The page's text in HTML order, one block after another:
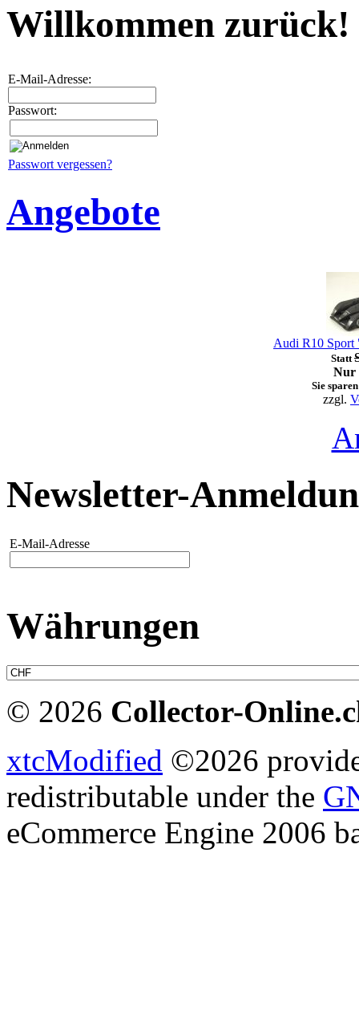
Willkommen zurück!
E-Mail-Adresse:
Passwort:
Passwort vergessen?
Angebote
Audi R10 Sport
Statt
Nur
Sie
zzgl.
Newsletter-
E-Mail-Adresse
Währungen
© 2026 Collector-
xtcModified ©2026
redistributable under the
eCommerce Engine 2006